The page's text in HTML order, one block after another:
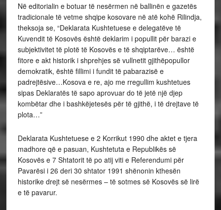
Në editorialin e botuar të nesërmen në ballinën e gazetës
tradicionale të vetme shqipe kosovare në atë kohë Rilindja,
theksoja se, “Deklarata Kushtetuese e delegatëve të
Kuvendit të Kosovës është deklarim i popullit për barazi e
subjektivitet të plotë të Kosovës e të shqiptarëve… është
fitore e akt historik i shprehjes së vullnetit gjithëpopullor
demokratik, është fillimi i fundit të pabarazisë e
padrejtësive…Kosova e re, ajo me rregullim kushtetues
sipas Deklaratës të sapo aprovuar do të jetë një djep
kombëtar dhe i bashkëjetesës për të gjithë, i të drejtave të
plota…”
Deklarata Kushtetuese e 2 Korrikut 1990 dhe aktet e tjera
madhore që e pasuan, Kushtetuta e Republikës së
Kosovës e 7 Shtatorit të po atij viti e Referendumi për
Pavarësi i 26 deri 30 shtator 1991 shënonin kthesën
historike drejt së nesërmes – të sotmes së Kosovës së lirë
e të pavarur.